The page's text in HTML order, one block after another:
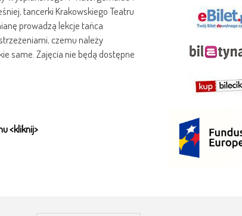
tancerki Krakowskiego Teatru
prowadzą lekcje tańca
czemu należy
same. Zajęcia nie będą dostępne
<kliknij>